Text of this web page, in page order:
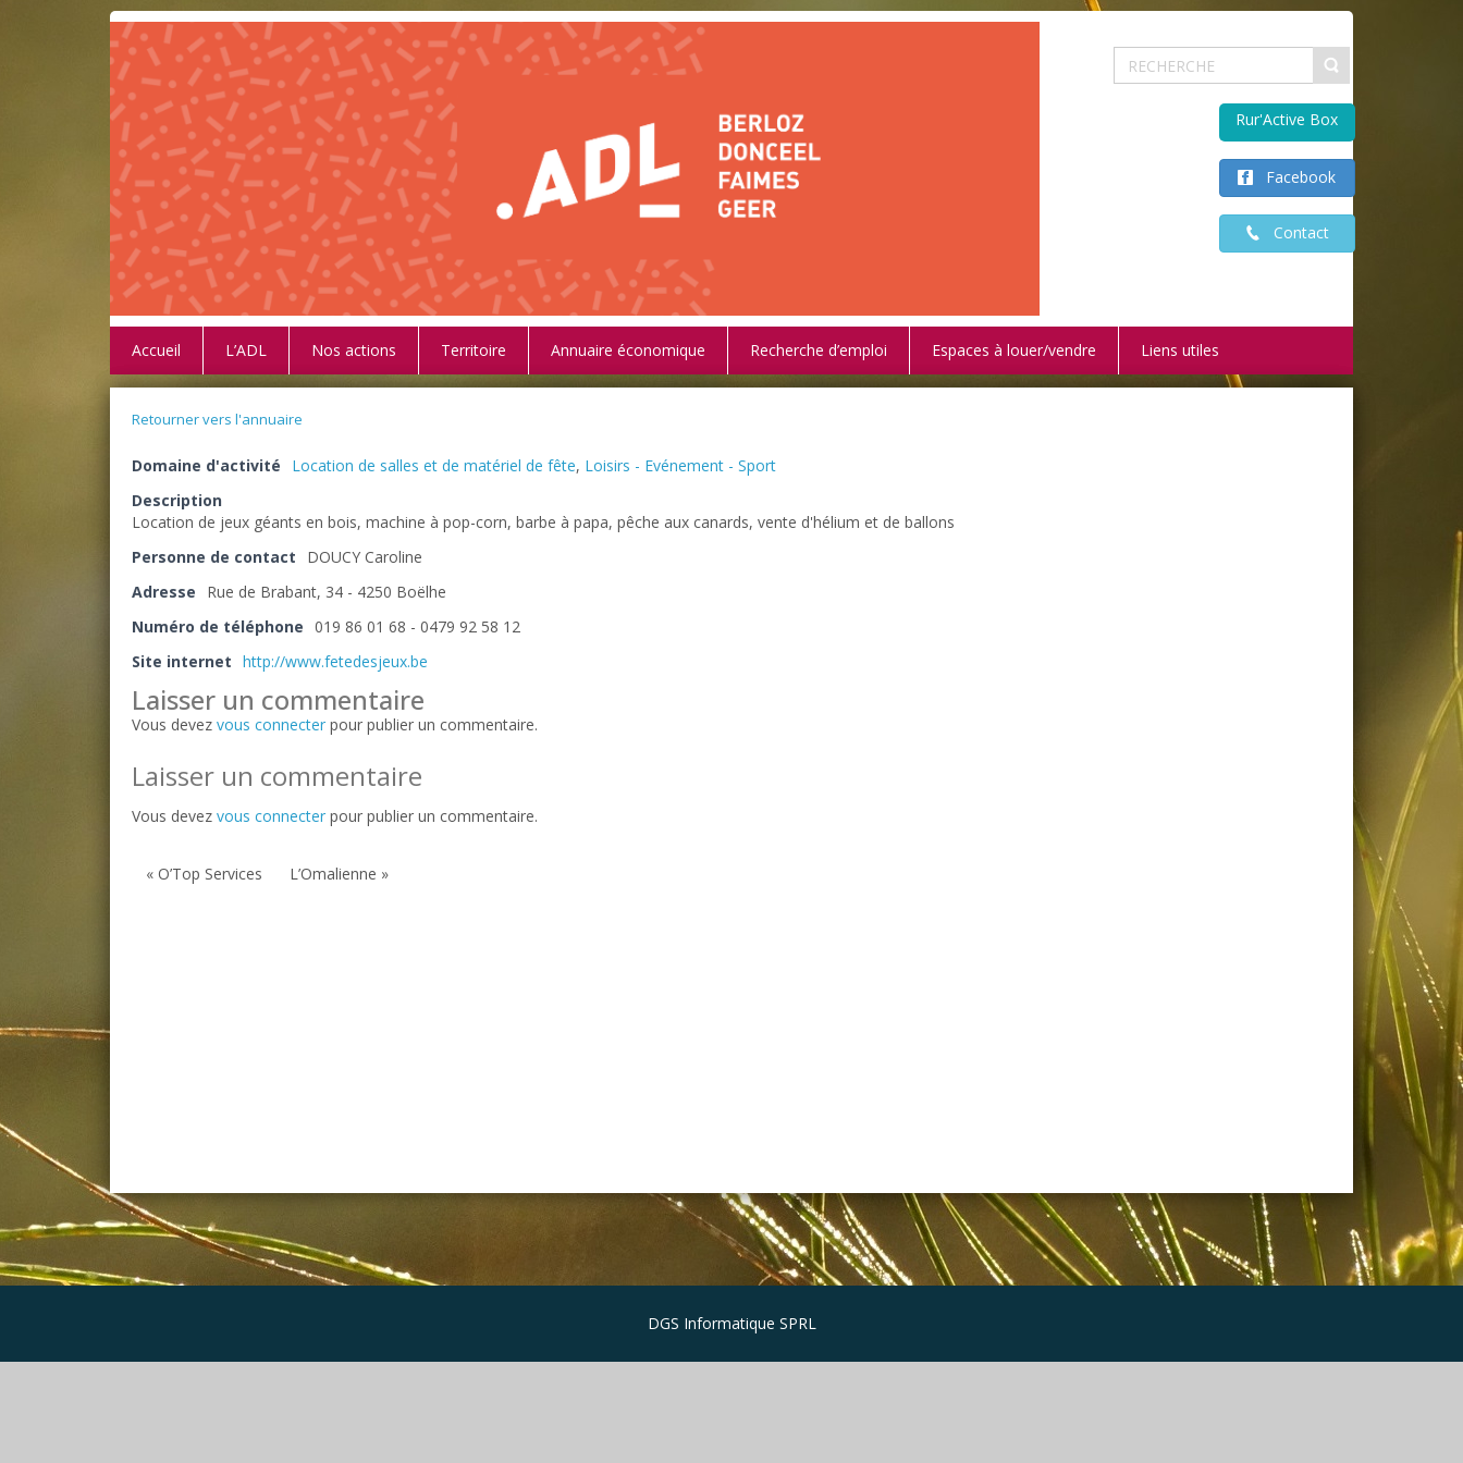
Facebook
Contact
Rur'Active Box
Accueil L’ADL Nos actions Territoire Annuaire économique Recherche d’emploi Espaces à louer/vendre Liens utiles
Retourner vers l'annuaire
Domaine d'activité Location de salles et de matériel de fête, Loisirs - Evénement - Sport
Description
Location de jeux géants en bois, machine à pop-corn, barbe à papa, pêche aux canards, vente d'hélium et de ballons
Personne de contact
DOUCY Caroline
Adresse
Rue de Brabant, 34 - 4250 Boëlhe
Numéro de téléphone 019 86 01 68 - 0479 92 58 12
Site internet http://www.fetedesjeux.be
Laisser un commentaire
Vous devez vous connecter pour publier un commentaire.
Laisser un commentaire
Vous devez vous connecter pour publier un commentaire.
« O’Top Services L’Omalienne »
DGS Informatique SPRL